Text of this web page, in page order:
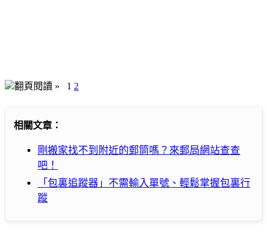
翻頁閱讀 » 1 2
相關文章：
剛搬家找不到附近的郵筒嗎？來郵局網站查查
吧！
「包裏追蹤器」不需輸入單號、輕鬆掌握包裏行
蹤